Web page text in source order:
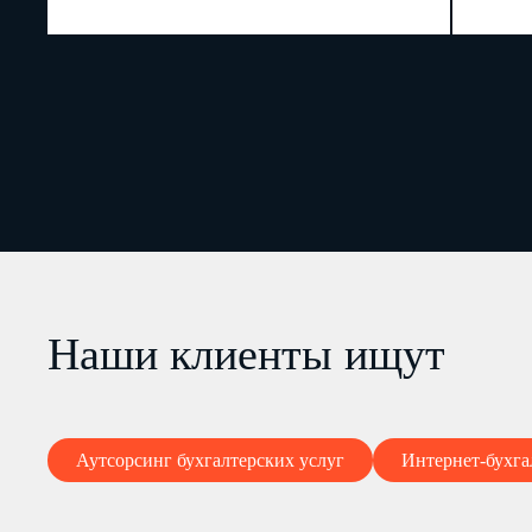
Наши клиенты ищут
Аутсорсинг бухгалтерских услуг Интернет-